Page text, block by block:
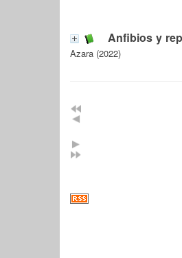
Anfibios y
Azara (2022)